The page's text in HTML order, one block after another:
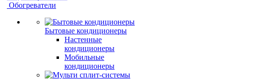
Обогреватели
Бытовые кондиционеры
Настенные
кондиционеры
Мобильные
кондиционеры